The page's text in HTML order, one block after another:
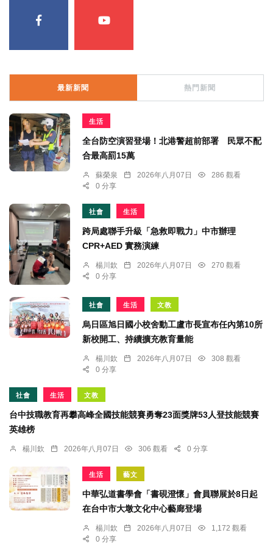
最新新聞 熱門新聞
生活
全台防空演習登場！北港警超前部署 民眾不配
合最高罰15萬
蘇榮泉 2026年八月07日
286 觀看
0 分享
社會 生活
跨局處聯手升級「急救即戰力」中市辦理
CPR+AED 實務演練
楊川欽 2026年八月07日
270 觀看
0 分享
社會 生活 文教
烏日區旭日國小校舍動工盧市長宣布任內第10所
新校開工、持續擴充教育量能
楊川欽 2026年八月07日
308 觀看
0 分享
社會 生活 文教
台中技職教育再攀高峰全國技能競賽勇奪23面獎牌53人登技能競賽
英雄榜
楊川欽 2026年八月07日 306 觀看 0 分享
生活 藝文
中華弘道書學會「書硯澄懷」會員聯展於8日起
在台中市大墩文化中心藝廊登場
楊川欽 2026年八月07日
1,172 觀看
0 分享